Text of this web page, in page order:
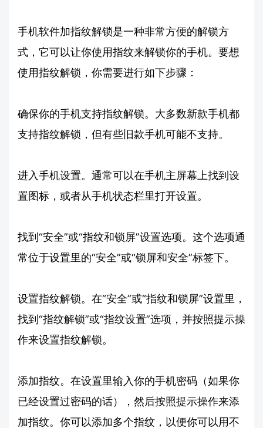
手机软件加指纹解锁是一种非常方便的解锁方
式，它可以让你使用指纹来解锁你的手机。要想
使用指纹解锁，你需要进行如下步骤：
确保你的手机支持指纹解锁。大多数新款手机都
支持指纹解锁，但有些旧款手机可能不支持。
进入手机设置。通常可以在手机主屏幕上找到设
置图标，或者从手机状态栏里打开设置。
找到“安全”或“指纹和锁屏”设置选项。这个选项通
常位于设置里的“安全”或“锁屏和安全”标签下。
设置指纹解锁。在“安全”或“指纹和锁屏”设置里，
找到“指纹解锁”或“指纹设置”选项，并按照提示操
作来设置指纹解锁。
添加指纹。在设置里输入你的手机密码（如果你
已经设置过密码的话），然后按照提示操作来添
加指纹。你可以添加多个指纹，以便你可以用不